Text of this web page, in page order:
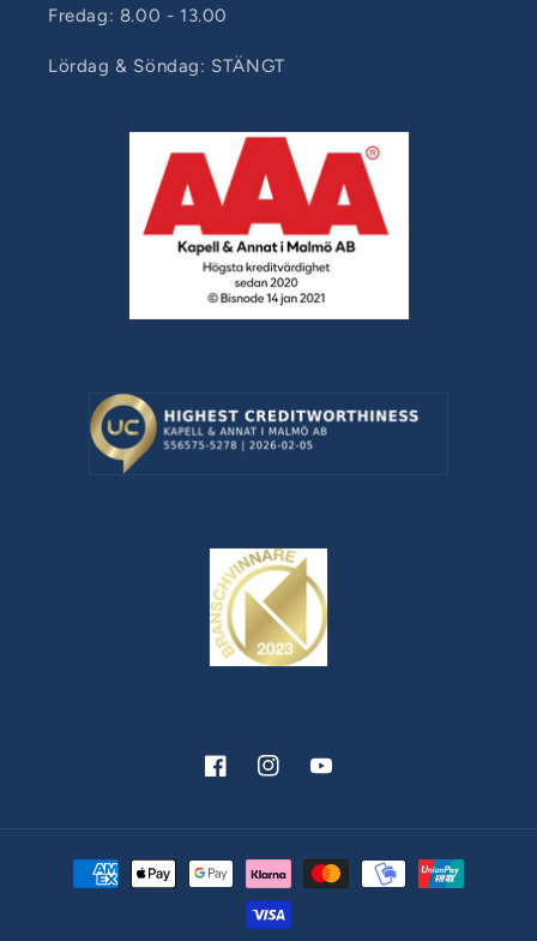
Fredag: 8.00 - 13.00
Lördag & Söndag: STÄNGT
FacebookInstagramYouTube
Betalningsmetoder